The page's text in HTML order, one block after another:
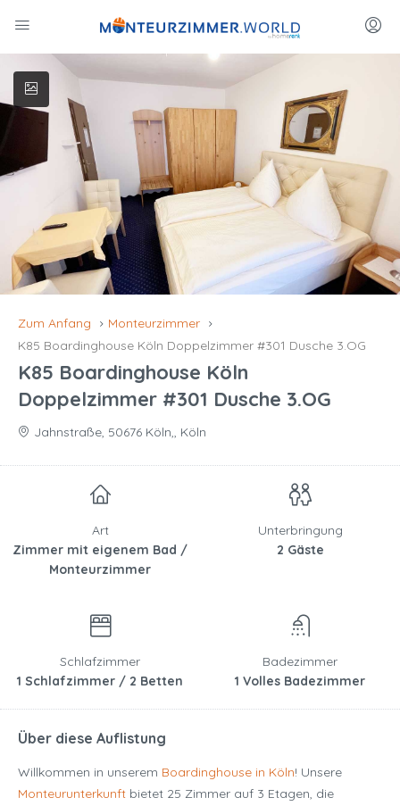
Zum Anfang
Monteurzimmer
K85 Boardinghouse Köln Doppelzimmer #301 Dusche 3.OG
K85 Boardinghouse Köln
Doppelzimmer #301 Dusche 3.OG
Jahnstraße, 50676 Köln,, Köln
Art
Zimmer mit eigenem Bad /
Monteurzimmer
Unterbringung
2 Gäste
Schlafzimmer
1 Schlafzimmer / 2 Betten
Badezimmer
1 Volles Badezimmer
Über diese Auflistung
Willkommen in unserem Boardinghouse in Köln! Unsere
Monteurunterkunft bietet 25 Zimmer auf 3 Etagen, die